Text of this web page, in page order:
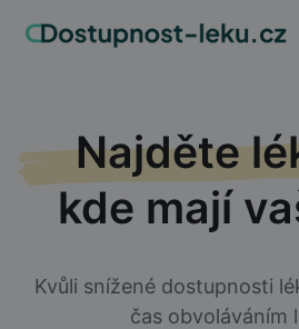
Najděte
kde mají
Kvůli snížené dostupnosti
čas obvoláváním